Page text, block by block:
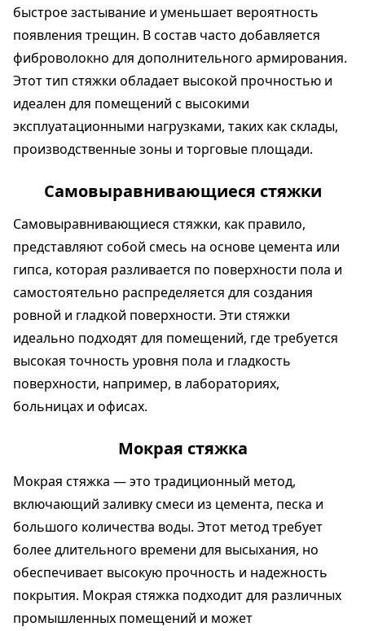
быстрое застывание и уменьшает вероятность
появления трещин. В состав часто добавляется
фиброволокно для дополнительного армирования.
Этот тип стяжки обладает высокой прочностью и
идеален для помещений с высокими
эксплуатационными нагрузками, таких как склады,
производственные зоны и торговые площади.
Самовыравнивающиеся стяжки
Самовыравнивающиеся стяжки, как правило,
представляют собой смесь на основе цемента или
гипса, которая разливается по поверхности пола и
самостоятельно распределяется для создания
ровной и гладкой поверхности. Эти стяжки
идеально подходят для помещений, где требуется
высокая точность уровня пола и гладкость
поверхности, например, в лабораториях,
больницах и офисах.
Мокрая стяжка
Мокрая стяжка — это традиционный метод,
включающий заливку смеси из цемента, песка и
большого количества воды. Этот метод требует
более длительного времени для высыхания, но
обеспечивает высокую прочность и надежность
покрытия. Мокрая стяжка подходит для различных
промышленных помещений и может